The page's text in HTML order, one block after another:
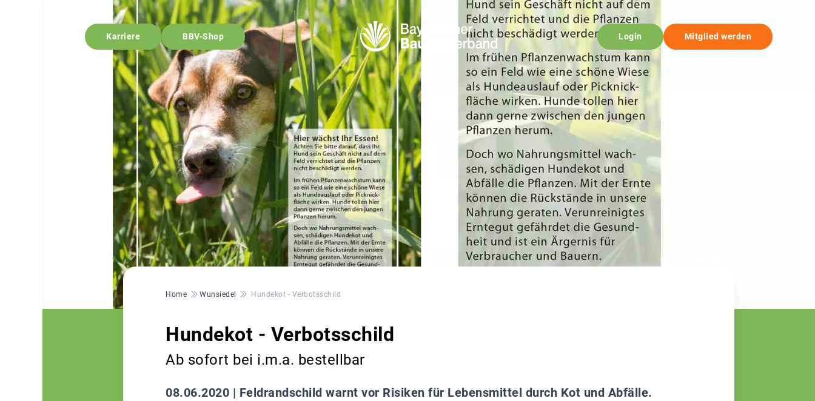
Karriere BBV-Shop Login Mitglied werden
Pfadnavigation
Home Wunsiedel Hundekot - Verbotsschild
Hundekot - Verbotsschild
Ab sofort bei i.m.a. bestellbar
08.06.2020 | Feldrandschild warnt vor Risiken für Lebensmittel durch Kot und Abfälle.